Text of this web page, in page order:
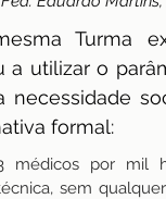
Turma
a utilizar o
necessidade
formal:
médicos por mil
sem